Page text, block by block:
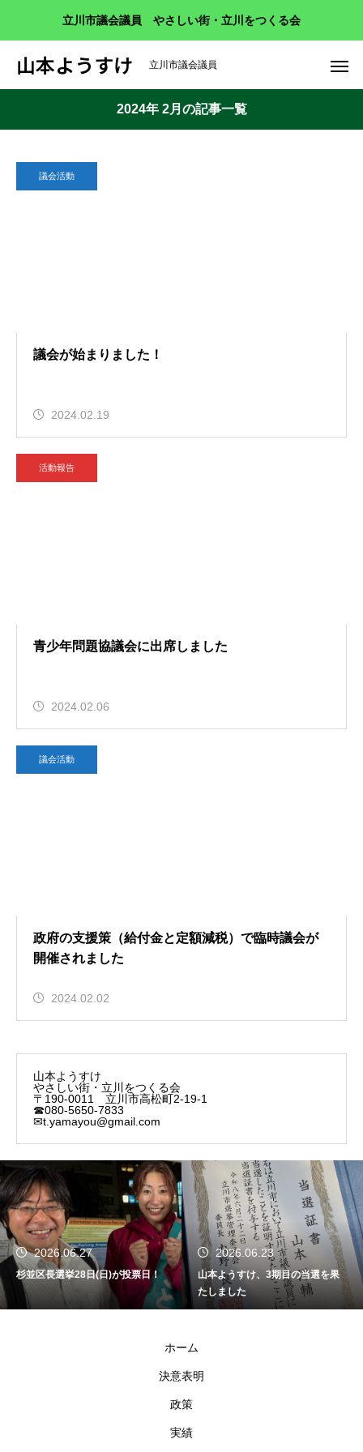
立川市議会議員 やさしい街・立川をつくる会
山本ようすけ 立川市議会議員
2024年 2月の記事一覧
議会活動
議会が始まりました！
2024.02.19
活動報告
青少年問題協議会に出席しました
2024.02.06
議会活動
政府の支援策（給付金と定額減税）で臨時議会が
開催されました
2024.02.02
山本ようすけ
やさしい街・立川をつくる会
〒190-0011 立川市高松町2-19-1
☎080-5650-7833
✉t.yamayou@gmail.com
2026.06.27
杉並区長選挙28日(日)が投票日！
2026.06.23
山本ようすけ、3期目の当選を果
たしました
ホーム
決意表明
政策
実績